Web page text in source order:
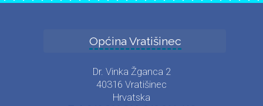
Općina Vratišinec
Dr. Vinka Žganca 2
40316 Vratišinec
Hrvatska